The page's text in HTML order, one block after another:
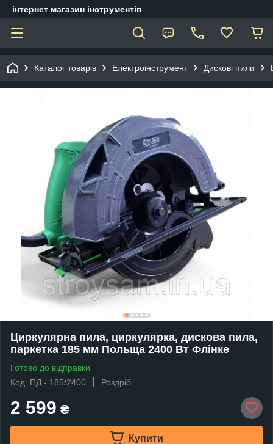
інтернет магазин інструментів
Каталог товарів Електроінструмент Дискові пили
Циркулярна пила, циркулярка, дискова пила,
паркетка 185 мм Польща 2400 Вт Флінке
Готово до відправки
Код: ПД - 185/2400
Роздріб
2 599 ₴
Купити